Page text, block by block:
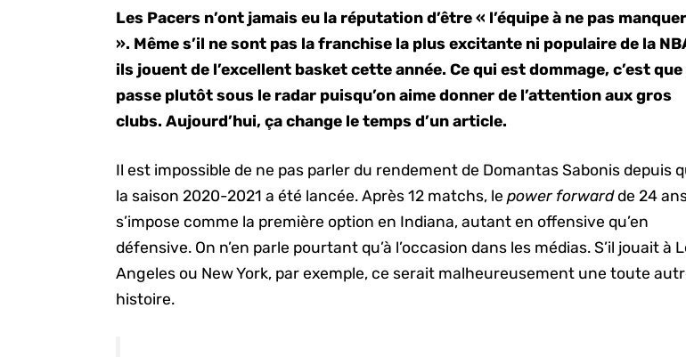
Les Pacers n’ont jamais eu la réputation d’être « l’équipe à ne pas manquer
». Même s’il ne sont pas la franchise la plus excitante ni populaire de la
ils jouent de l’excellent basket cette année. Ce qui est dommage, c’est que
passe plutôt sous le radar puisqu’on aime donner de l’attention aux gros
clubs. Aujourd’hui, ça change le temps d’un article.
Il est impossible de ne pas parler du rendement de Domantas Sabonis depuis
la saison 2020-2021 a été lancée. Après 12 matchs, lepower forwardde 24
s’impose comme la première option en Indiana, autant en offensive qu’en
défensive. On n’en parle pourtant qu’à l’occasion dans les médias. S’il jouait à
Angeles ou New York, par exemple, ce serait malheureusement une toute
histoire.